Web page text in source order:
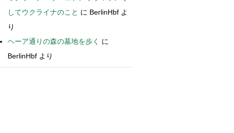
してウクライナのこと に BerlinHbf よ
り
ヘーア通りの森の墓地を歩く
に
BerlinHbf より